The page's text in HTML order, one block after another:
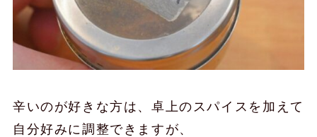
辛いのが好きな方は、卓上のスパイスを加えて
自分好みに調整できますが、